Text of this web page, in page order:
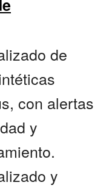
de
con alertas
y
y